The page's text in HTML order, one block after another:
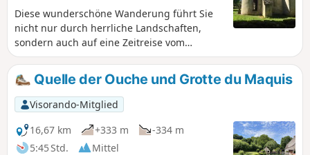
Diese wunderschöne Wanderung führt Sie
nicht nur durch herrliche Landschaften,
sondern auch auf eine Zeitreise vom
Malteserorden bis zum Zweiten Weltkrieg.
Höhepunkt ist die im 12. Jahrhundert
erbaute Templerkirche von Écharnant, die
am Jakobsweg liegt, weshalb sich dort
Templer niederließen.
Quelle der Ouche und Grotte du Maquis
Visorando-Mitglied
16,67 km
+333 m
-334 m
5:45 Std.
Mittel